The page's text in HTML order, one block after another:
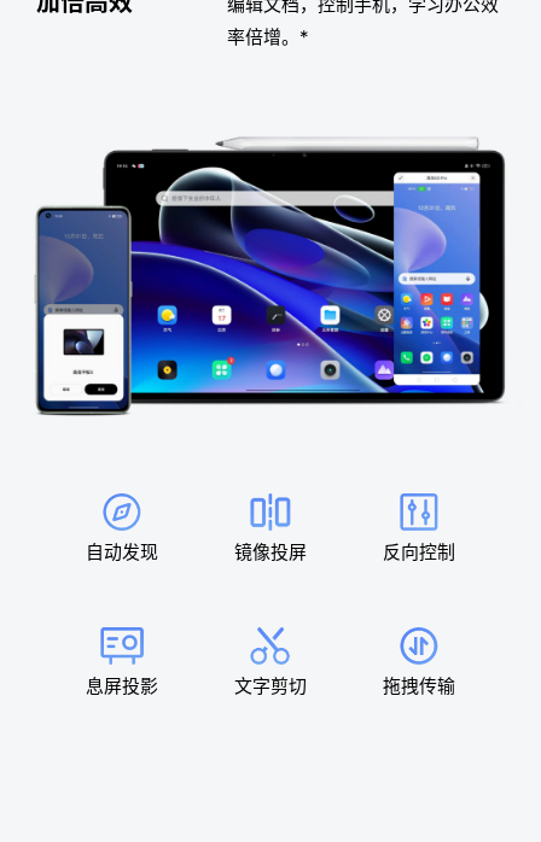
编辑文档，控制手机， 学习办公效
率倍增。*
自动发现 镜像投屏 反向控制
息屏投影 文字剪切 拖拽传输